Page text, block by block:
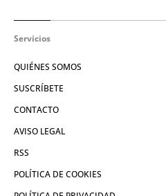
Servicios
QUIÉNES SOMOS
SUSCRÍBETE
CONTACTO
AVISO LEGAL
RSS
POLÍTICA DE COOKIES